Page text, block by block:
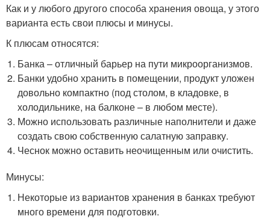
Как и у любого другого способа хранения овоща, у этого
варианта есть свои плюсы и минусы.
К плюсам относятся:
Банка – отличный барьер на пути микроорганизмов.
Банки удобно хранить в помещении, продукт уложен
довольно компактно (под столом, в кладовке, в
холодильнике, на балконе – в любом месте).
Можно использовать различные наполнители и даже
создать свою собственную салатную заправку.
Чеснок можно оставить неочищенным или очистить.
Минусы:
Некоторые из вариантов хранения в банках требуют
много времени для подготовки.